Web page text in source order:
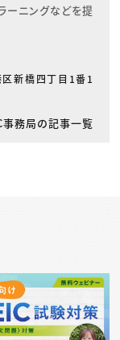
ーニングなどを提
区新橋四丁目1番1
事務局の記事一覧